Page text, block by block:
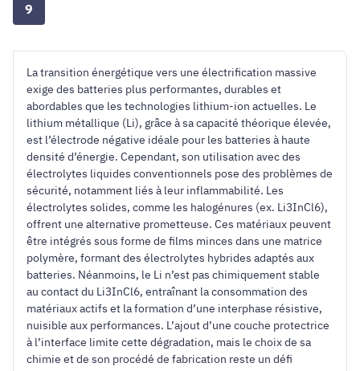
9
La transition énergétique vers une électrification massive
exige des batteries plus performantes, durables et
abordables que les technologies lithium-ion actuelles. Le
lithium métallique (Li), grâce à sa capacité théorique élevée,
est l’électrode négative idéale pour les batteries à haute
densité d’énergie. Cependant, son utilisation avec des
électrolytes liquides conventionnels pose des problèmes de
sécurité, notamment liés à leur inflammabilité. Les
électrolytes solides, comme les halogénures (ex. Li3InCl6),
offrent une alternative prometteuse. Ces matériaux peuvent
être intégrés sous forme de films minces dans une matrice
polymère, formant des électrolytes hybrides adaptés aux
batteries. Néanmoins, le Li n’est pas chimiquement stable
au contact du Li3InCl6, entraînant la consommation des
matériaux actifs et la formation d’une interphase résistive,
nuisible aux performances. L’ajout d’une couche protectrice
à l’interface limite cette dégradation, mais le choix de sa
chimie et de son procédé de fabrication reste un défi